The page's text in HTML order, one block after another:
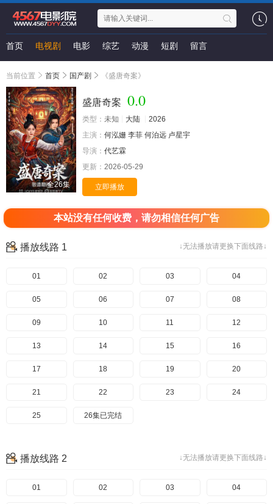
首页 电视剧 电影 综艺 动漫 短剧 留言
当前位置 首页 国产剧 《盛唐奇案》
全26集
盛唐奇案 0.0
类型： 未知 大陆
2026
主演： 何泓姗 李菲 何泊远 卢星宇
导演： 代艺霖
更新： 2026-05-29
立即播放
本站没有任何收费，请勿相信任何广告
↓无法播放请更换下面线路↓
播放线路 1
01 02 03 04
05 06 07 08
09 10 11 12
13 14 15 16
17 18 19 20
21 22 23 24
25 26集已完结
↓无法播放请更换下面线路↓
播放线路 2
01 02 03 04